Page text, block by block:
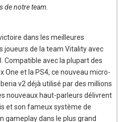
de notre team.
dans les meilleures
joueurs de la team Vitality avec
Compatible avec la plupart des
One et la PS4, ce nouveau micro-
v2 déjà utilisé par des millions
nouveaux haut-parleurs délivrent
et son fameux système de
gameplay dans le plus grand